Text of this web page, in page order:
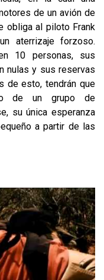
de un avión de
obliga al piloto Frank
aterrizaje forzoso.
10 personas, sus
nulas y sus reservas
de esto, tendrán que
de un grupo de
su única esperanza
a partir de las